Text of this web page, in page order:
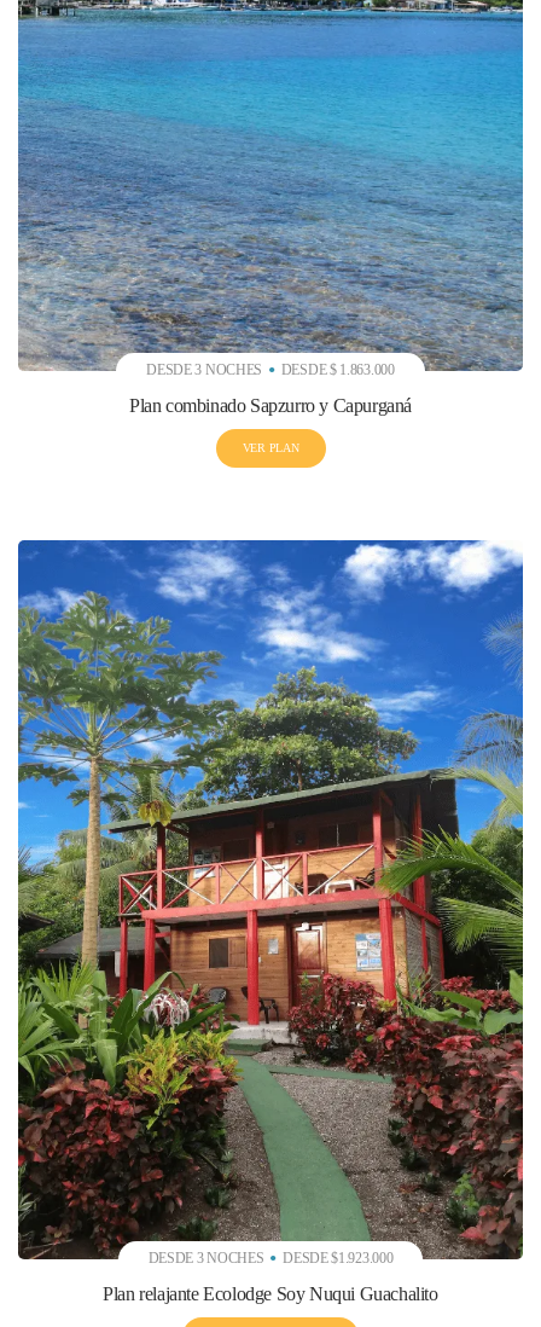
DESDE 3 NOCHES DESDE $ 1.863.000
Plan combinado Sapzurro y Capurganá
VER PLAN
DESDE 3 NOCHES DESDE $1.923.000
Plan relajante Ecolodge Soy Nuqui Guachalito